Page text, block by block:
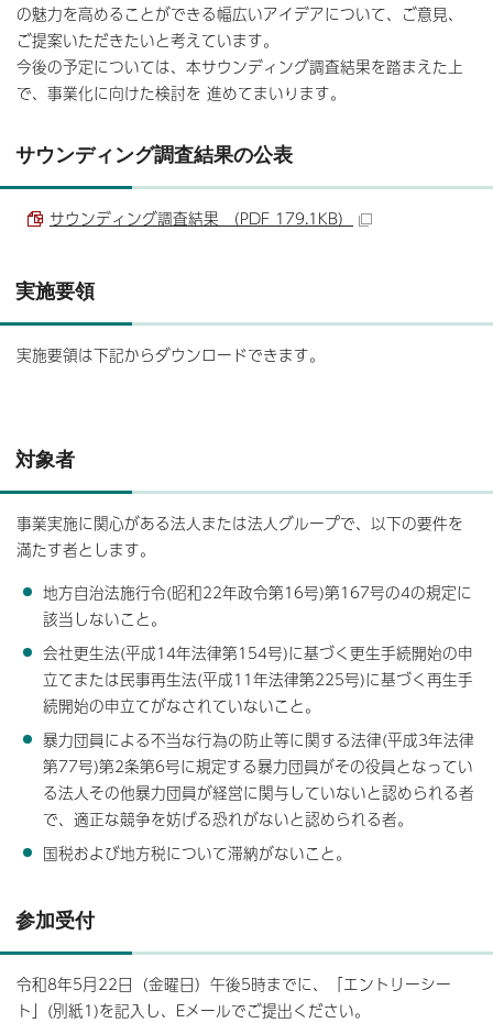
の魅力を高めることができる幅広いアイデアについて、ご意見、
ご提案いただきたいと考えています。
今後の予定については、本サウンディング調査結果を踏まえた上
で、事業化に向けた検討を 進めてまいります。
サウンディング調査結果の公表
サウンディング調査結果 （PDF 179.1KB）
実施要領
実施要領は下記からダウンロードできます。
対象者
事業実施に関心がある法人または法人グループで、以下の要件を
満たす者とします。
地方自治法施行令(昭和22年政令第16号)第167号の4の規定に
該当しないこと。
会社更生法(平成14年法律第154号)に基づく更生手続開始の申
立てまたは民事再生法(平成11年法律第225号)に基づく再生手
続開始の申立てがなされていないこと。
暴力団員による不当な行為の防止等に関する法律(平成3年法律
第77号)第2条第6号に規定する暴力団員がその役員となってい
る法人その他暴力団員が経営に関与していないと認められる者
で、適正な競争を妨げる恐れがないと認められる者。
国税および地方税について滞納がないこと。
参加受付
令和8年5月22日（金曜日）午後5時までに、「エントリーシー
ト」(別紙1)を記入し、Eメールでご提出ください。